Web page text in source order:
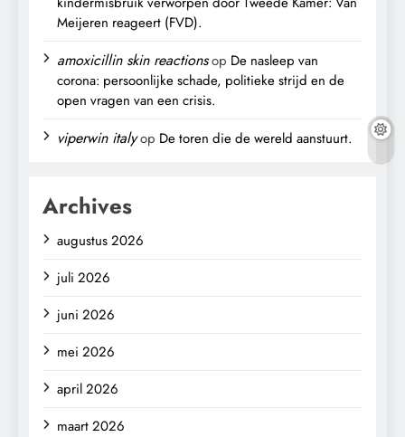
Meijeren reageert (FVD).
amoxicillin skin reactionsop De nasleep van
corona: persoonlijke schade, politieke strijd en de
open vragen van een crisis.
viperwin italyop De toren die de wereld aanstuurt.
Archives
augustus 2026
juli 2026
juni 2026
mei 2026
april 2026
maart 2026